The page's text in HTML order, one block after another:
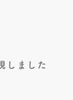
しました